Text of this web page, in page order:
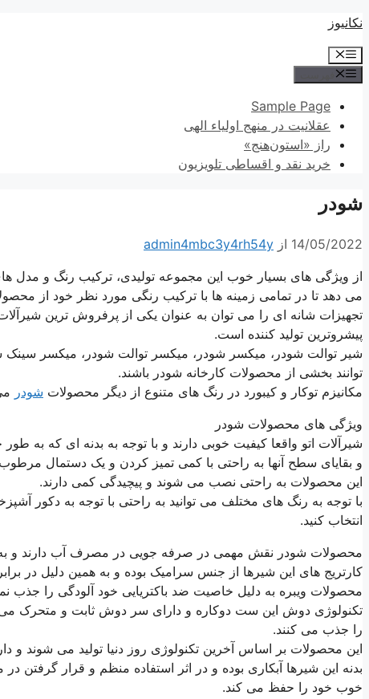
پرش
محتوا
نکانیوز
فهرست
Sample Page
عقلانیت در منهج اولیاء الهی
راز «استون‌هنج»
خرید نقد و اقساطی تلویزیون
شودر
14/05/2022 از admin4mbc3y4rh54y
از ویژگی های بسیار خوب این مجموعه تولیدی، ترکیب رنگ و مدل
می دهد تا در تمامی زمینه ها با ترکیب رنگی مورد نظر خود از
تجهیزات شانه ای را می توان به عنوان یکی از پرفروش ترین
پیشروترین تولید کننده است.
شیر توالت شودر، میکسر شودر، میکسر توالت شودر، میکسر
توانند بخشی از محصولات کارخانه شودر باشند.
مکانیزم توکار و کیبورد در رنگ های متنوع از دیگر محصولات شودر
ویژگی های محصولات شودر
شیرآلات اتو واقعا کیفیت خوبی دارند و با توجه به بدنه ای که
و بقایای سطح آنها به راحتی با کمی تمیز کردن و یک دستمال
این محصولات به راحتی نصب می شوند و پیچیدگی کمی دارند.
با توجه به رنگ های مختلف می توانید به راحتی با توجه به دکور
انتخاب کنید.
محصولات شودر نقش مهمی در صرفه جویی در مصرف آب دارند و
کارتریج های این شیرها از جنس سرامیک بوده و به همین دلیل در
محصولات ویبره به دلیل خاصیت ضد باکتریایی خود آلودگی را جذب
تکنولوژی دوش این ست دوکاره و دارای سر دوش ثابت و متحرک می
را جذب می کنند.
این محصولات بر اساس آخرین تکنولوژی روز دنیا تولید می شوند و
بدنه این شیرها آبکاری بوده و در اثر استفاده منظم و قرار
خوب خود را حفظ می کند.